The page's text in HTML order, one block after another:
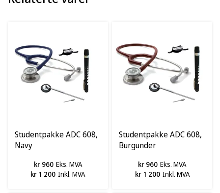
Studentpakke ADC 608,
Navy
kr 960 Eks. MVA
kr 1 200 Inkl. MVA
Studentpakke ADC 608,
Burgunder
kr 960 Eks. MVA
kr 1 200 Inkl. MVA